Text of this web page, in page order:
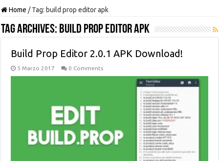
Home / Tag: build prop editor apk
Tag Archives: build prop editor apk
Build Prop Editor 2.0.1 APK Download!
5 Marzo 2017 0 Comments